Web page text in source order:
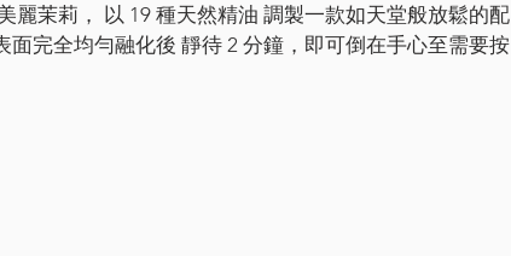
麗茉莉， 以 19 種天然精油 調製一款如天堂般放鬆的配
完全均勻融化後 靜待 2 分鐘，即可倒在手心至需要按